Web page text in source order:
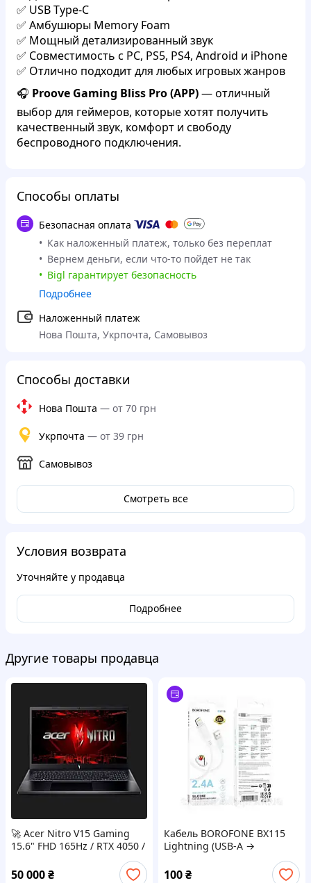
✅ USB Type-C
✅ Амбушюры Memory Foam
✅ Мощный детализированный звук
✅ Совместимость с PC, PS5, PS4, Android и iPhone
✅ Отлично подходит для любых игровых жанров
🎧 Proove Gaming Bliss Pro (APP)— отличный
выбор для геймеров, которые хотят получить
качественный звук, комфорт и свободу
беспроводного подключения.
Способы оплаты
Безопасная оплата
Как наложенный платеж, только без переплат
Вернем деньги, если что-то пойдет не так
Bigl гарантирует безопасность
Подробнее
Наложенный платеж
Нова Пошта, Укрпочта, Самовывоз
Способы доставки
Нова Пошта — от 70 грн
Укрпочта — от 39 грн
Самовывоз
Смотреть все
Условия возврата
Уточняйте у продавца
Подробнее
Другие товары продавца
🚀 Acer Nitro V15 Gaming
15.6" FHD 165Hz / RTX 4050 /
Core i5-13420H / 16GB / SSD
512GB
50 000₴
Кабель BOROFONE BX115
Lightning (USB-A →
силикон, белый)
100₴